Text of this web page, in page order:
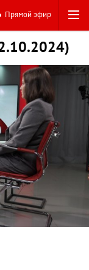
Прямой эфир
55:48